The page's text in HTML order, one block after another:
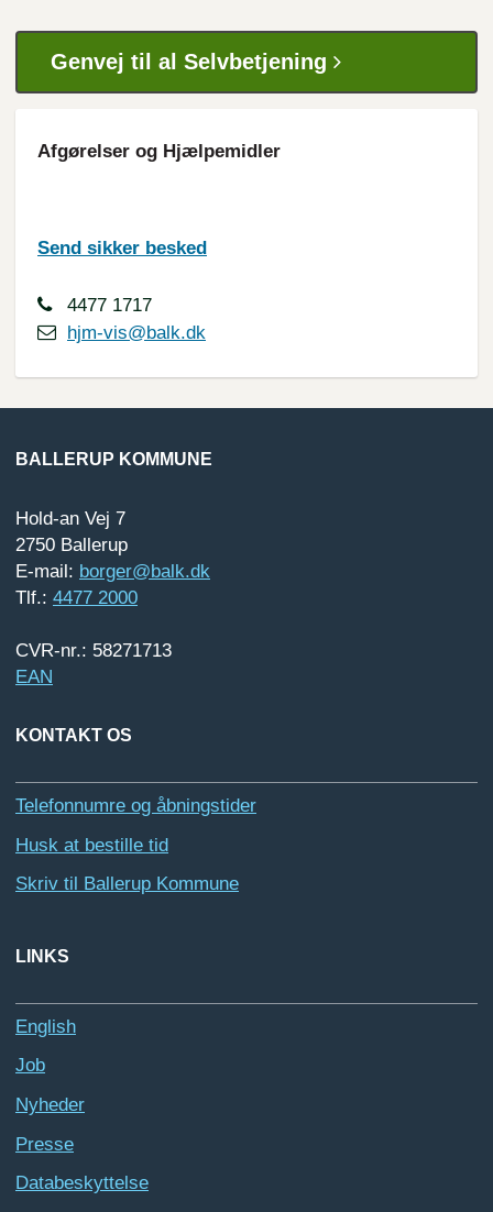
Genvej til al Selvbetjening
Afgørelser og Hjælpemidler
Send sikker besked
4477 1717
hjm-vis@balk.dk
BALLERUP KOMMUNE
Hold-an Vej 7
2750 Ballerup
E-mail: borger@balk.dk
Tlf.: 4477 2000
CVR-nr.: 58271713
EAN
KONTAKT OS
Telefonnumre og åbningstider
Husk at bestille tid
Skriv til Ballerup Kommune
LINKS
English
Job
Nyheder
Presse
Databeskyttelse